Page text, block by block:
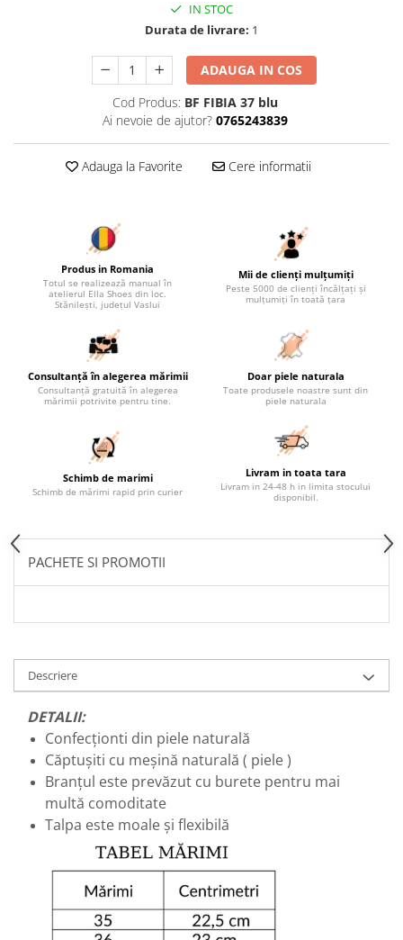
IN STOC
Durata de livrare: 1
ADAUGA IN COS
Cod Produs: BF FIBIA 37 blu
Ai nevoie de ajutor? 0765243839
Adauga la Favorite Cere informatii
Produs in Romania
Totul se realizează manual în
atelierul Ella Shoes din loc.
Stănilești, județul Vaslui
Mii de clienți mulțumiți
Peste 5000 de clienți încălțați și
mulțumiți în toată țara
Consultanță în alegerea mărimii
Consultanță gratuită în alegerea
mărimii potrivite pentru tine.
Doar piele naturala
Toate produsele noastre sunt din
piele naturala
Schimb de marimi
Schimb de mărimi rapid prin curier
Livram in toata tara
Livram in 24-48 h in limita stocului
disponibil.
PACHETE SI PROMOTII
Descriere
DETALII:
Confecționti din piele naturală
Căptușiti cu meșină naturală ( piele )
Branțul este prevăzut cu burete pentru mai
multă comoditate
Talpa este moale și flexibilă